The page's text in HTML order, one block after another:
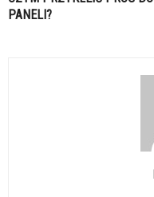
PANELI?